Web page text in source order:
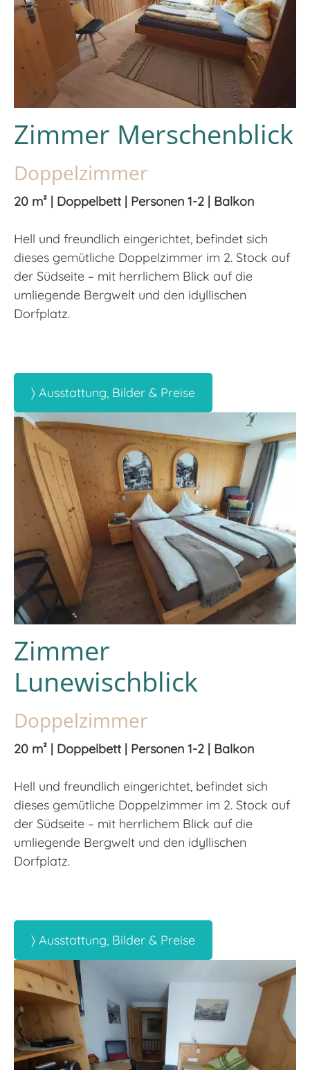
Zimmer Merschenblick
Doppelzimmer
20 m² | Doppelbett | Personen 1-2 | Balkon
Hell und freundlich eingerichtet, befindet sich
dieses gemütliche Doppelzimmer im 2. Stock auf
der Südseite – mit herrlichem Blick auf die
umliegende Bergwelt und den idyllischen
Dorfplatz.
〉 Ausstattung, Bilder & Preise
Zimmer
Lunewischblick
Doppelzimmer
20 m² | Doppelbett | Personen 1-2 | Balkon
Hell und freundlich eingerichtet, befindet sich
dieses gemütliche Doppelzimmer im 2. Stock auf
der Südseite – mit herrlichem Blick auf die
umliegende Bergwelt und den idyllischen
Dorfplatz.
〉 Ausstattung, Bilder & Preise